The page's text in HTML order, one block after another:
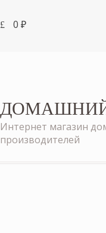
0 ₽
ДОМАШНИЙ
Интернет магазин
производителей